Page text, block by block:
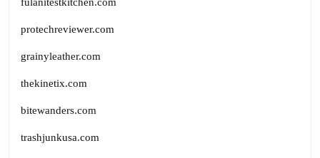
protechreviewer.com
grainyleather.com
thekinetix.com
bitewanders.com
trashjunkusa.com